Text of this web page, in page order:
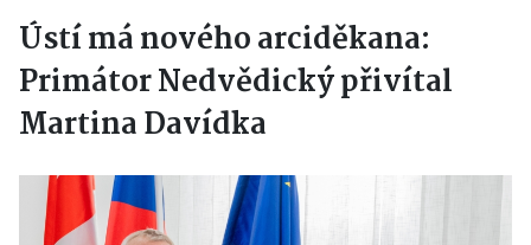
Ústí má nového arciděkana:
Primátor Nedvědický přivítal
Martina Davídka